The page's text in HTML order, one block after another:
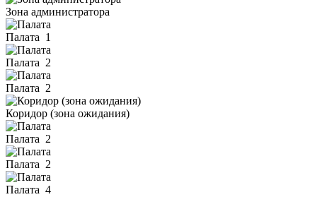
Зона администратора
Палата 1
Палата 2
Палата 2
Коридор (зона ожидания)
Палата 2
Палата 2
Палата 4